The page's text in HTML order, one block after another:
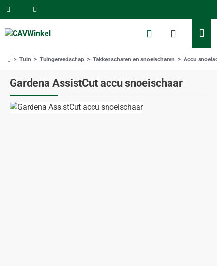
Gardena AssistCut accu snoeischaar
Tuin Tuingereedschap Takkenscharen en snoeischaren Accu